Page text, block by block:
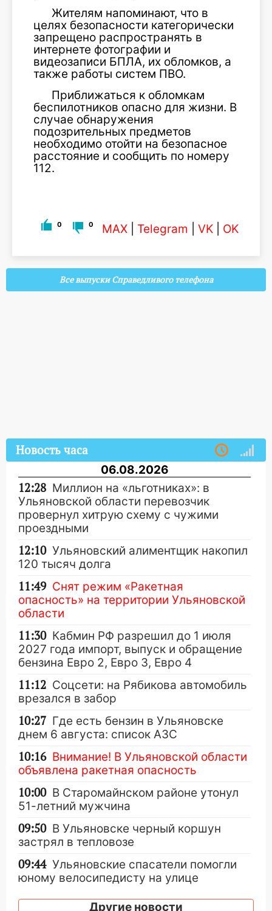
Жителям напоминают, что в
целях безопасности категорически
запрещено распространять в
интернете фотографии и
видеозаписи БПЛА, их обломков, а
также работы систем ПВО.
Приближаться к обломкам
беспилотников опасно для жизни. В
случае обнаружения
подозрительных предметов
необходимо отойти на безопасное
расстояние и сообщить по номеру
112.
0 0 MAX Telegram VK OK
Все выпуски Справедливого телефона
Новость часа
06.08.2026
12:28 Миллион на «льготниках»: в
Ульяновской области перевозчик
провернул хитрую схему с чужими
проездными
12:10 Ульяновский алиментщик накопил
120 тысяч долга
11:49 Снят режим «Ракетная
опасность» на территории Ульяновской
области
11:30 Кабмин РФ разрешил до 1 июля
2027 года импорт, выпуск и обращение
бензина Евро 2, Евро 3, Евро 4
11:12 Соцсети: на Рябикова автомобиль
врезался в забор
10:27 Где есть бензин в Ульяновске
днем 6 августа: список АЗС
10:16 Внимание! В Ульяновской области
объявлена ракетная опасность
10:00 В Старомайнском районе утонул
51-летний мужчина
09:50 В Ульяновске черный коршун
застрял в тепловозе
09:44 Ульяновские спасатели помогли
юному велосипедисту на улице
Другие новости